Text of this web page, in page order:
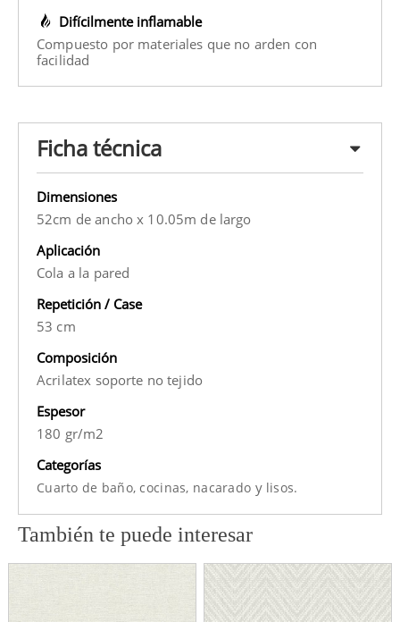
Difícilmente inflamable
Compuesto por materiales que no arden con
facilidad
Ficha técnica
Dimensiones
52cm de ancho x 10.05m de largo
Aplicación
Cola a la pared
Repetición / Case
53 cm
Composición
Acrilatex soporte no tejido
Espesor
180 gr/m2
Categorías
Cuarto de baño,cocinas, nacarado y lisos.
También te puede interesar